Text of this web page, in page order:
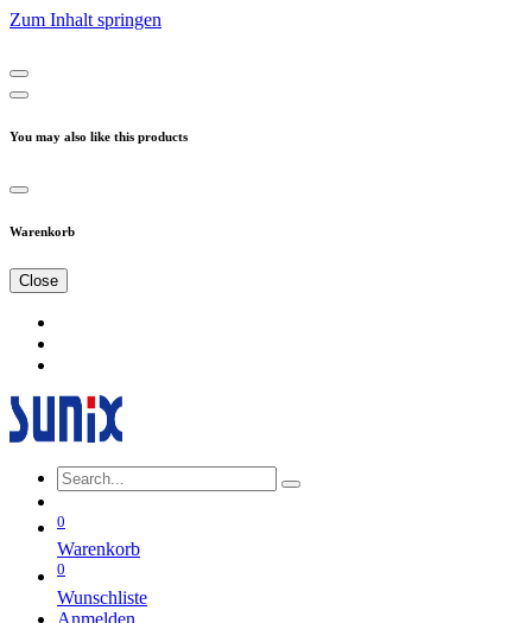
Zum Inhalt springen
You may also like this products
Warenkorb
Close
0
Warenkorb
0
Wunschliste
Anmelden